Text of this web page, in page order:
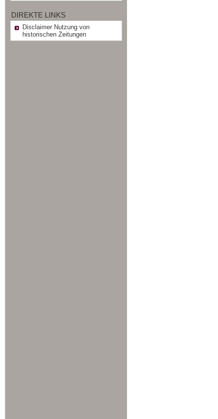
DIREKTE LINKS
Disclaimer Nutzung von
historischen Zeitungen